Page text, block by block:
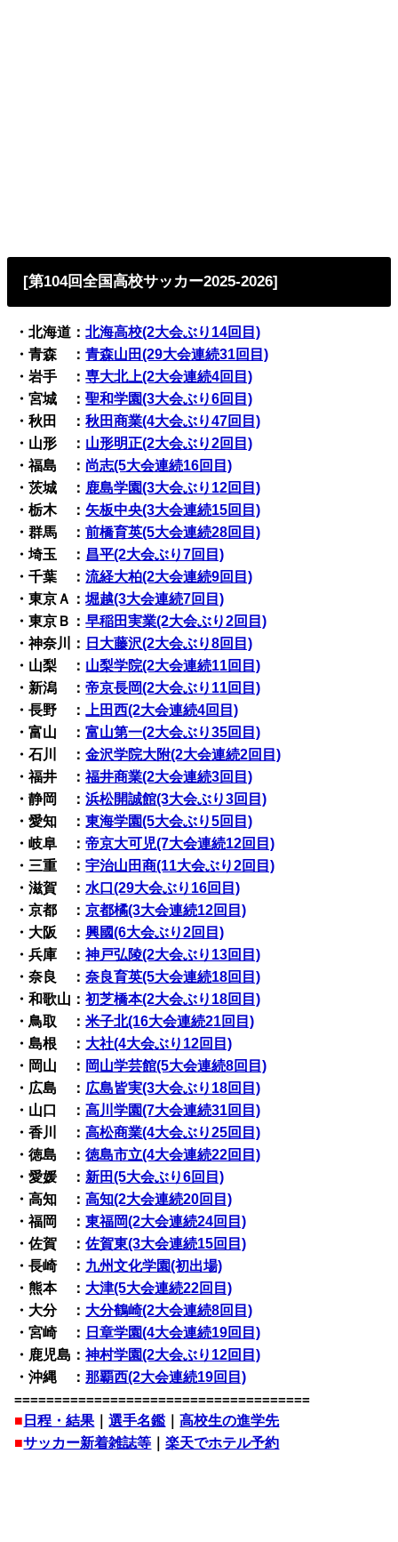
[第104回全国高校サッカー2025-2026]
・北海道：北海高校(2大会ぶり14回目)
・青森 ：青森山田(29大会連続31回目)
・岩手 ：専大北上(2大会連続4回目)
・宮城 ：聖和学園(3大会ぶり6回目)
・秋田 ：秋田商業(4大会ぶり47回目)
・山形 ： 山形明正(2大会ぶり2回目)
・福島 ： 尚志(5大会連続16回目)
・茨城 ： 鹿島学園(3大会ぶり12回目)
・栃木 ： 矢板中央(3大会連続15回目)
・群馬 ：前橋育英(5大会連続28回目)
・埼玉 ： 昌平(2大会ぶり7回目)
・千葉 ：流経大柏(2大会連続9回目)
・東京Ａ：堀越(3大会連続7回目)
・東京Ｂ：早稲田実業(2大会ぶり2回目)
・神奈川： 日大藤沢(2大会ぶり8回目)
・山梨 ： 山梨学院(2大会連続11回目)
・新潟 ：帝京長岡(2大会ぶり11回目)
・長野 ：
上田西(2大会連続4回目)
・富山 ：富山第一(2大会ぶり35回目)
・石川 ：金沢学院大附(2大会連続2回目)
・福井 ：福井商業(2大会連続3回目)
・静岡 ：浜松開誠館(3大会ぶり3回目)
・愛知 ：東海学園(5大会ぶり5回目)
・岐阜 ：帝京大可児(7大会連続12回目)
・三重 ：宇治山田商(11大会ぶり2回目)
・滋賀 ： 水口(29大会ぶり16回目)
・京都 ：京都橘(3大会連続12回目)
・大阪 ：興國(6大会ぶり2回目)
・兵庫 ：神戸弘陵(2大会ぶり13回目)
・奈良 ：奈良育英(5大会連続18回目)
・和歌山：初芝橋本(2大会ぶり18回目)
・鳥取 ：米子北(16大会連続21回目)
・島根 ： 大社(4大会ぶり12回目)
・岡山 ： 岡山学芸館(5大会連続8回目)
・広島 ： 広島皆実(3大会ぶり18回目)
・山口 ：高川学園(7大会連続31回目)
・香川 ：高松商業(4大会ぶり25回目)
・徳島 ：徳島市立(4大会連続22回目)
・愛媛 ： 新田(5大会ぶり6回目)
・高知 ：高知(2大会連続20回目)
・福岡 ：東福岡(2大会連続24回目)
・佐賀 ：佐賀東(3大会連続15回目)
・長崎 ： 九州文化学園(初出場)
・熊本 ： 大津(5大会連続22回目)
・大分 ： 大分鶴崎(2大会連続8回目)
・宮崎 ： 日章学園(4大会連続19回目)
・鹿児島：神村学園(2大会ぶり12回目)
・沖縄 ：那覇西(2大会連続19回目)
=====================================
■ 日程・結果 ｜選手名鑑 ｜高校生の進学先
■サッカー新着雑誌等 ｜楽天でホテル予約